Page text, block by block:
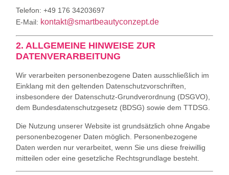
Telefon: +49 176 34203697
E-Mail: kontakt@smartbeautyconzept.de
2. ALLGEMEINE HINWEISE ZUR
DATENVERARBEITUNG
Wir verarbeiten personenbezogene Daten ausschließlich im
Einklang mit den geltenden Datenschutzvorschriften,
insbesondere der Datenschutz‑Grundverordnung (DSGVO),
dem Bundesdatenschutzgesetz (BDSG) sowie dem TTDSG.
Die Nutzung unserer Website ist grundsätzlich ohne Angabe
personenbezogener Daten möglich. Personenbezogene
Daten werden nur verarbeitet, wenn Sie uns diese freiwillig
mitteilen oder eine gesetzliche Rechtsgrundlage besteht.